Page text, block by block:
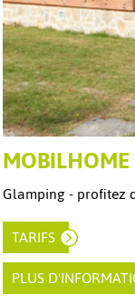
MOBILHOME
Glamping - profitez
TARIFS
PLUS